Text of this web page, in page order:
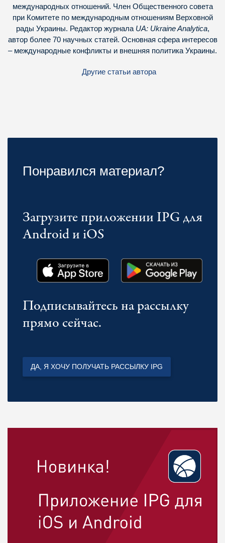
международных отношений. Член Общественного совета
при Комитете по международным отношениям Верховной
рады Украины. Редактор журнала UA: Ukraine Analytica,
автор более 70 научных статей. Основная сфера интересов
– международные конфликты и внешняя политика Украины.
Другие статьи автора
Понравился материал?
Загрузите приложении IPG для
Android и iOS
Подписывайтесь на рассылку
прямо сейчас.
ДА, Я ХОЧУ ПОЛУЧАТЬ РАССЫЛКУ IPG